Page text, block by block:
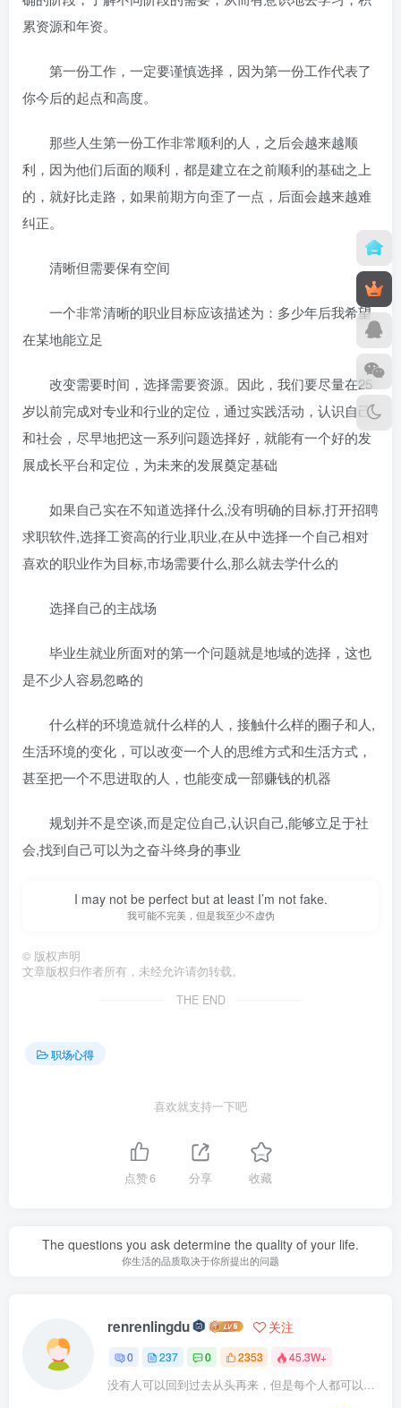
累资源和年资。
第一份工作，一定要谨慎选择，因为第一份工作代表了
你今后的起点和高度。
那些人生第一份工作非常顺利的人，之后会越来越顺
利，因为他们后面的顺利，都是建立在之前顺利的基础之上
的，就好比走路，如果前期方向歪了一点，后面会越来越难
纠正。
清晰但需要保有空间
一个非常清晰的职业目标应该描述为：多少年后我希望
在某地能立足
改变需要时间，选择需要资源。因此，我们要尽量在25
岁以前完成对专业和行业的定位，通过实践活动，认识自己
和社会，尽早地把这一系列问题选择好，就能有一个好的发
展成长平台和定位，为未来的发展奠定基础
如果自己实在不知道选择什么,没有明确的目标,打开招聘
求职软件,选择工资高的行业,职业,在从中选择一个自己相对
喜欢的职业作为目标,市场需要什么,那么就去学什么的
选择自己的主战场
毕业生就业所面对的第一个问题就是地域的选择，这也
是不少人容易忽略的
什么样的环境造就什么样的人，接触什么样的圈子和人,
生活环境的变化，可以改变一个人的思维方式和生活方式，
甚至把一个不思进取的人，也能变成一部赚钱的机器
规划并不是空谈,而是定位自己,认识自己,能够立足于社
会,找到自己可以为之奋斗终身的事业
I may not be perfect but at least I’m not fake.
我可能不完美，但是我至少不虚伪
© 版权声明
文章版权归作者所有，未经允许请勿转载。
THE END
职场心得
喜欢就支持一下吧
点赞6 分享 收藏
The questions you ask determine the quality of your life.
你生活的品质取决于你所提出的问题
renrenlingdu 关注
0 237 0 2353 45.3W+
没有人可以回到过去从头再来，但是每个人都可以从今天开始，创造一个全新的结局